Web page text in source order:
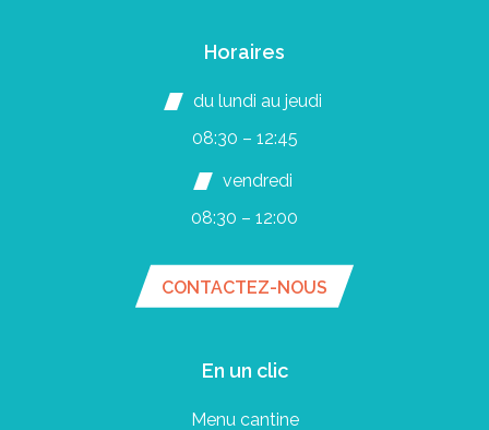
Horaires
du lundi au jeudi
08:30 – 12:45
vendredi
08:30 – 12:00
CONTACTEZ-NOUS
En un clic
Menu cantine